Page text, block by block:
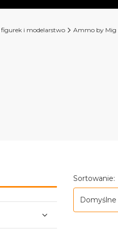
i modelarstwo Ammo by Mig
Lista
Sortowanie:
Domyślne